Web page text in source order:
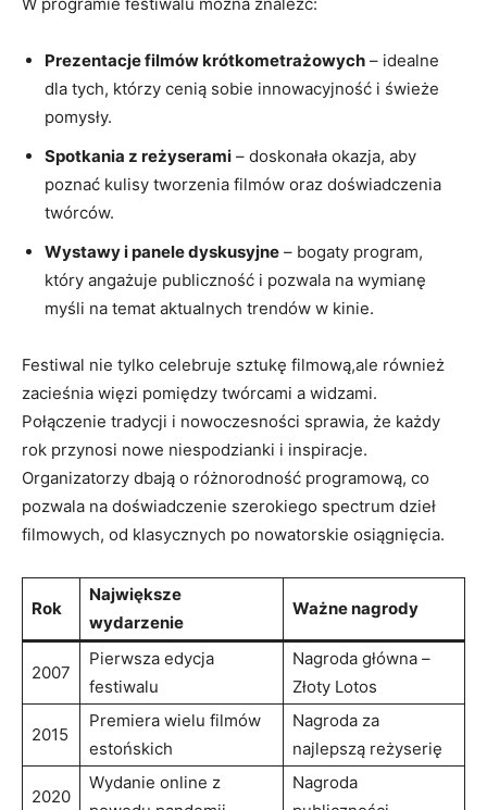
Prezentacje filmów ‌krótkometrażowych ⁣– ‌idealne
dla⁤ tych, którzy cenią ​sobie innowacyjność i świeże
pomysły.
Spotkania⁢ z reżyserami –⁣ doskonała okazja, aby
poznać kulisy tworzenia filmów oraz doświadczenia
twórców.
Wystawy i panele ⁤dyskusyjne – bogaty program,
który angażuje publiczność i pozwala ⁣na wymianę
myśli na temat aktualnych trendów w kinie.
Festiwal nie tylko‌ celebruje sztukę filmową,ale również
⁤zacieśnia więzi pomiędzy twórcami a widzami.
Połączenie tradycji i nowoczesności sprawia, że⁣ każdy
⁤rok⁤ przynosi nowe niespodzianki i inspiracje.
Organizatorzy dbają ⁤o ⁢różnorodność programową, co
pozwala na⁢ doświadczenie szerokiego spectrum dzieł
filmowych, od klasycznych po nowatorskie ‍osiągnięcia.
Rok
Największe
wydarzenie
Ważne nagrody
2007
Pierwsza ⁣edycja
⁢festiwalu
Nagroda główna –
Złoty Lotos
2015
Premiera wielu filmów
estońskich
Nagroda za
najlepszą reżyserię
2020
Wydanie online z
Nagroda